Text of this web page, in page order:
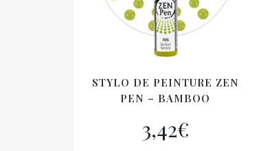
STYLO DE PEINTURE ZEN
PEN – BAMBOO
3,42€